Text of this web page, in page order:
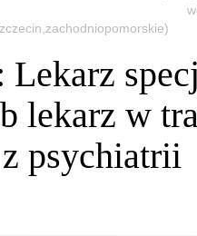
Lekarz
lekarz w
psychiatrii